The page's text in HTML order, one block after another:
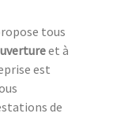
tous
et à
est
de